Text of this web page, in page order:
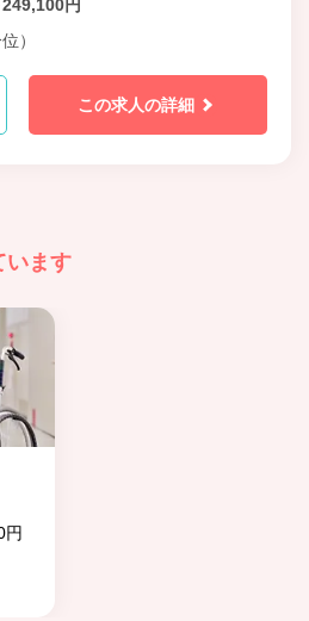
円
）
この求人の詳細
います
円